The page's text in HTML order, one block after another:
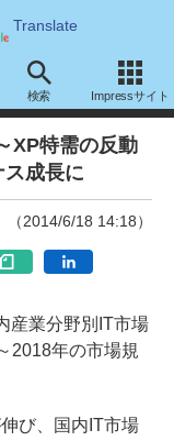
Translate
検索 Impressサイト
XP特需の反動
成長に
（2014/6/18 14:18）
産業分野別IT市場
2018年の市場規
び、国内IT市場